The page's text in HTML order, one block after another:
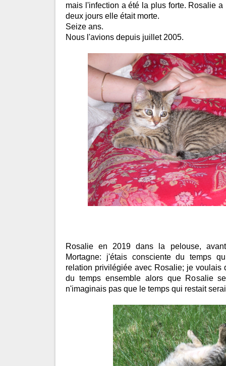
mais l'infection a été la plus forte. Rosalie
deux jours elle était morte.
Seize ans.
Nous l'avions depuis juillet 2005.
Rosalie en 2019 dans la pelouse,
Mortagne: j'étais consciente du temps
relation privilégiée avec Rosalie; je voulais
du temps ensemble alors que Rosalie
n'imaginais pas que le temps qui restait